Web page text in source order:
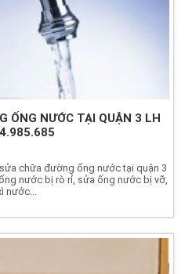
ỐNG NƯỚC TẠI QUẬN 3 LH
chữa đường ống nước tại quận 3
nước bị rò rỉ, sửa ống nước bị vỡ,
nước...